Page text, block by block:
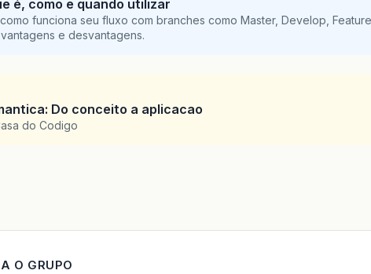
é, como e quando utilizar
funciona seu fluxo com branches como Master, Develop, Feature,
e desvantagens.
Do conceito a aplicacao
do Codigo
O GRUPO